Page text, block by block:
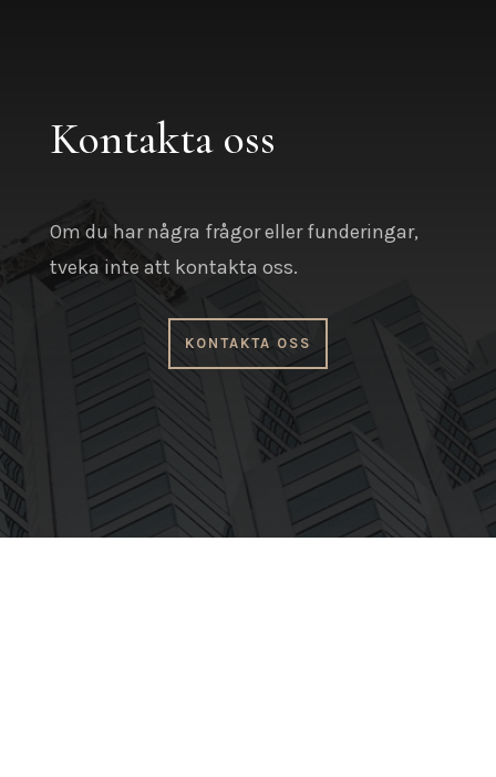
Kontakta oss
Om du har några frågor eller funderingar,
tveka inte att kontakta oss.
KONTAKTA OSS